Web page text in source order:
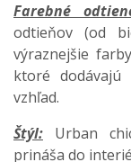
Farebné
odtieňov (od
výraznejšie
ktoré dodávajú
vzhľad.​
Štýl: Urban
prináša do